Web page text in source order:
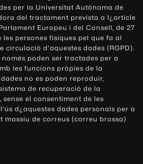
per la Universitat Autònoma de
del tractament prevista a l¿article
Europeu i del Consell, de 27
persones físiques pel que fa al
d'aquestes dades (RGPD).
poden ser tractades per a
les funcions pròpies de la
no es poden reproduir,
de recuperació de la
el consentiment de les
d¿aquestes dades personals per a
de correus (correu brossa)